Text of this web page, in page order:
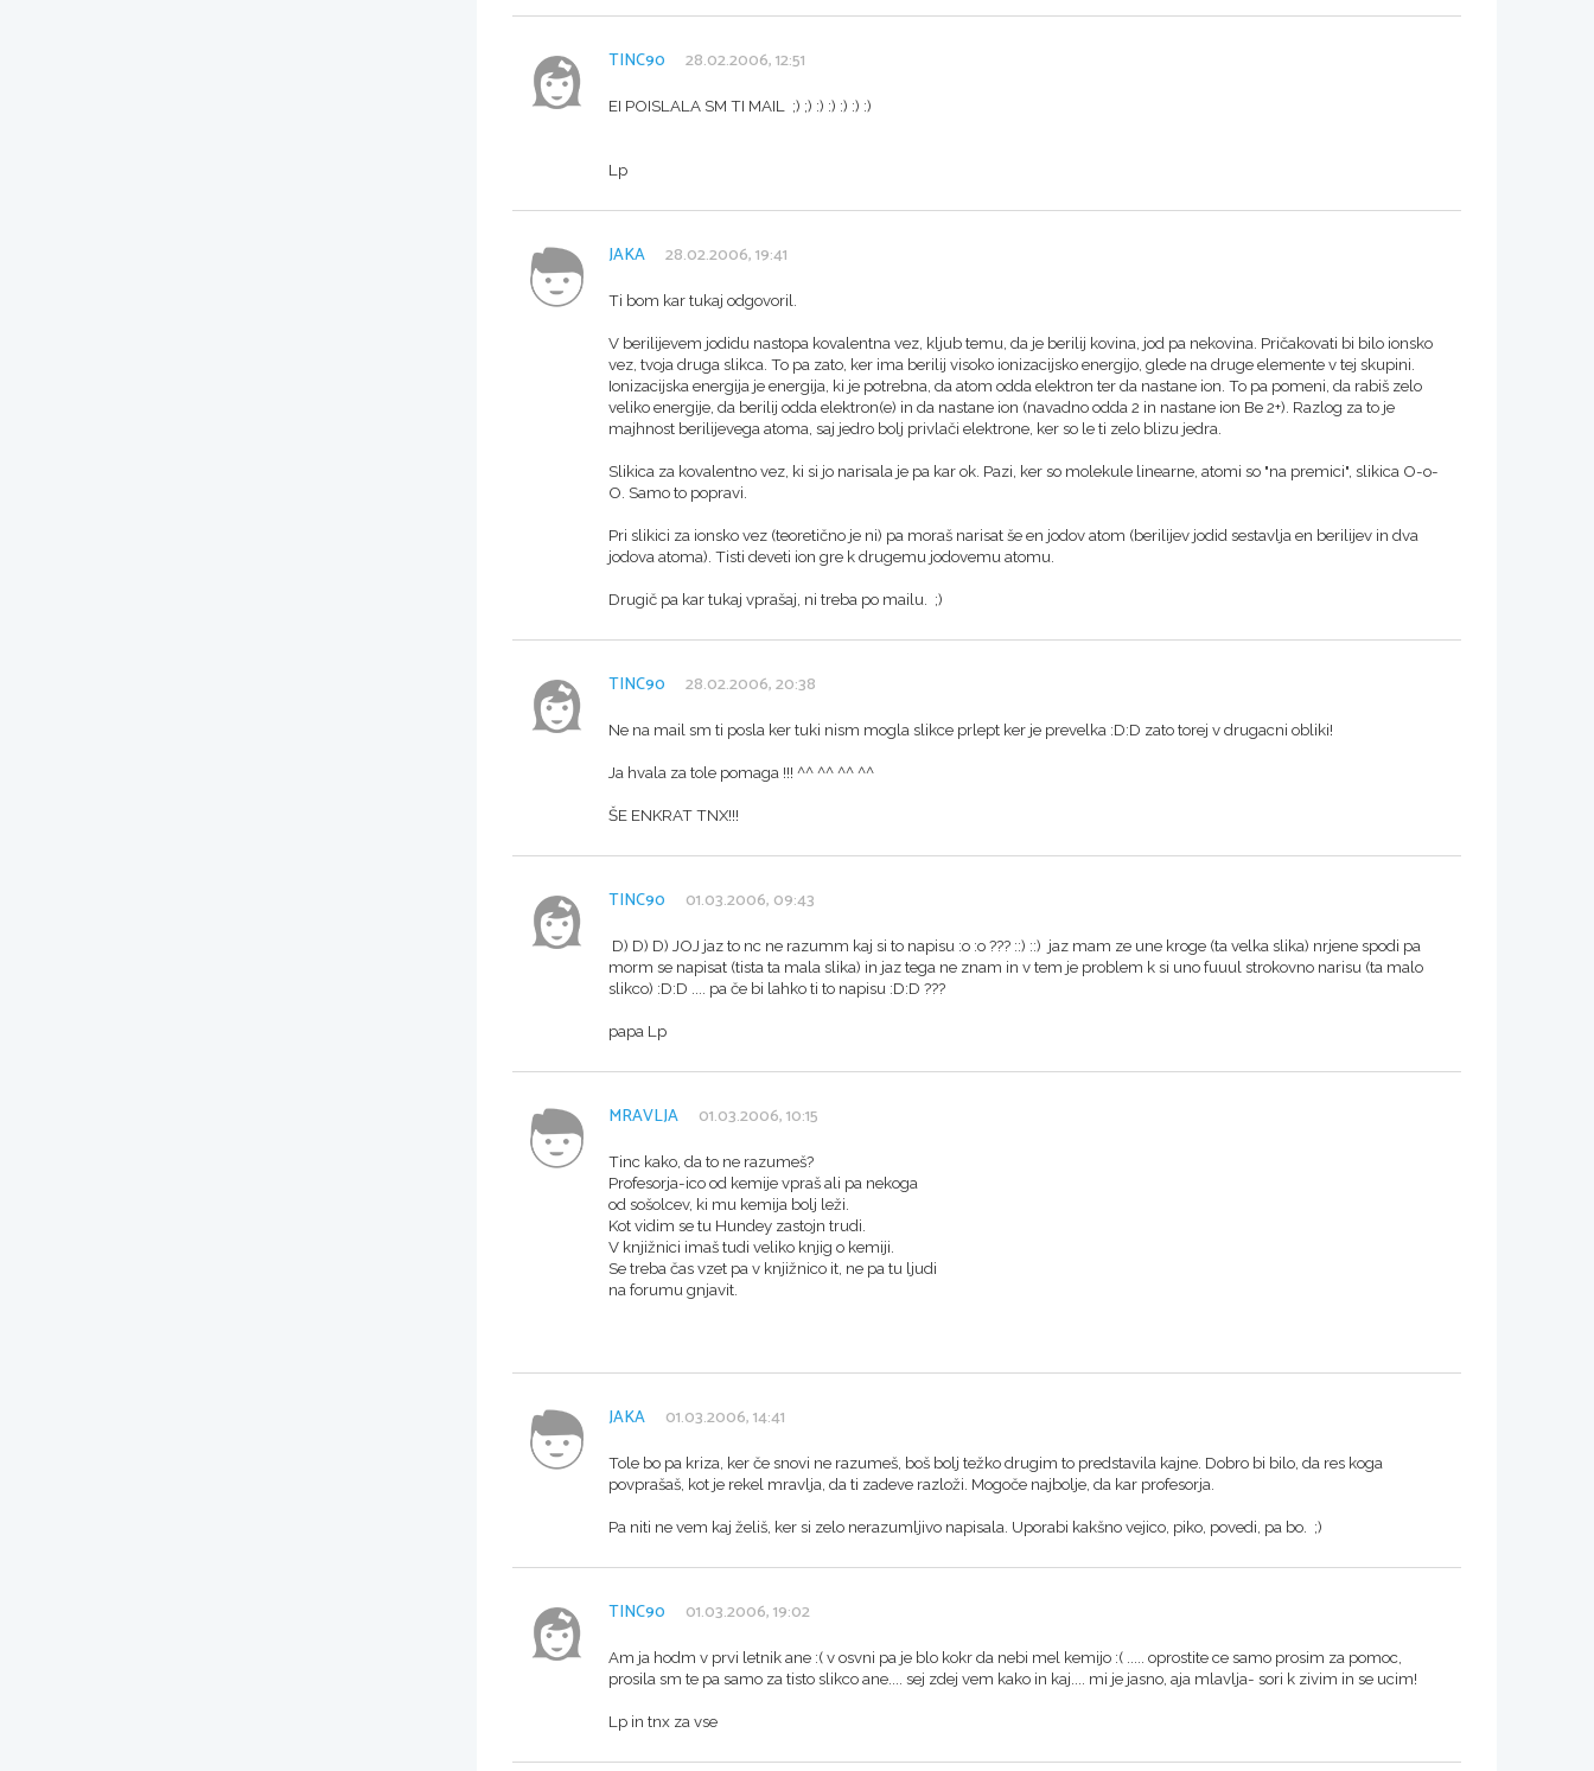
TINC90 28.02.2006, 12:51
EI POISLALA SM TI MAIL ;) ;) :) :) :) :) :)
Lp
JAKA 28.02.2006, 19:41
Ti bom kar tukaj odgovoril.
V berilijevem jodidu nastopa kovalentna vez, kljub temu, da je berilij kovina, jod pa nekovina. Pričakovati bi bilo ionsko
vez, tvoja druga slikca. To pa zato, ker ima berilij visoko ionizacijsko energijo, glede na druge elemente v tej skupini.
Ionizacijska energija je energija, ki je potrebna, da atom odda elektron ter da nastane ion. To pa pomeni, da rabiš zelo
veliko energije, da berilij odda elektron(e) in da nastane ion (navadno odda 2 in nastane ion Be 2+). Razlog za to je
majhnost berilijevega atoma, saj jedro bolj privlači elektrone, ker so le ti zelo blizu jedra.
Slikica za kovalentno vez, ki si jo narisala je pa kar ok. Pazi, ker so molekule linearne, atomi so "na premici", slikica O-o-
O. Samo to popravi.
Pri slikici za ionsko vez (teoretično je ni) pa moraš narisat še en jodov atom (berilijev jodid sestavlja en berilijev in dva
jodova atoma). Tisti deveti ion gre k drugemu jodovemu atomu.
Drugič pa kar tukaj vprašaj, ni treba po mailu. ;)
TINC90 28.02.2006, 20:38
Ne na mail sm ti posla ker tuki nism mogla slikce prlept ker je prevelka :D:D zato torej v drugacni obliki!
Ja hvala za tole pomaga !!! ^^ ^^ ^^ ^^
ŠE ENKRAT TNX!!!
TINC90 01.03.2006, 09:43
D) D) D) JOJ jaz to nc ne razumm kaj si to napisu :o :o ??? ::) ::) jaz mam ze une kroge (ta velka slika) nrjene spodi pa
morm se napisat (tista ta mala slika) in jaz tega ne znam in v tem je problem k si uno fuuul strokovno narisu (ta malo
slikco) :D:D .... pa če bi lahko ti to napisu :D:D ???
papa Lp
MRAVLJA 01.03.2006, 10:15
Tinc kako, da to ne razumeš?
Profesorja-ico od kemije vpraš ali pa nekoga
od sošolcev, ki mu kemija bolj leži.
Kot vidim se tu Hundey zastojn trudi.
V knjižnici imaš tudi veliko knjig o kemiji.
Se treba čas vzet pa v knjižnico it, ne pa tu ljudi
na forumu gnjavit.
JAKA 01.03.2006, 14:41
Tole bo pa kriza, ker če snovi ne razumeš, boš bolj težko drugim to predstavila kajne. Dobro bi bilo, da res koga
povprašaš, kot je rekel mravlja, da ti zadeve razloži. Mogoče najbolje, da kar profesorja.
Pa niti ne vem kaj želiš, ker si zelo nerazumljivo napisala. Uporabi kakšno vejico, piko, povedi, pa bo. ;)
TINC90 01.03.2006, 19:02
Am ja hodm v prvi letnik ane :( v osvni pa je blo kokr da nebi mel kemijo :( ..... oprostite ce samo prosim za pomoc,
prosila sm te pa samo za tisto slikco ane.... sej zdej vem kako in kaj.... mi je jasno, aja mlavlja- sori k zivim in se ucim!
Lp in tnx za vse